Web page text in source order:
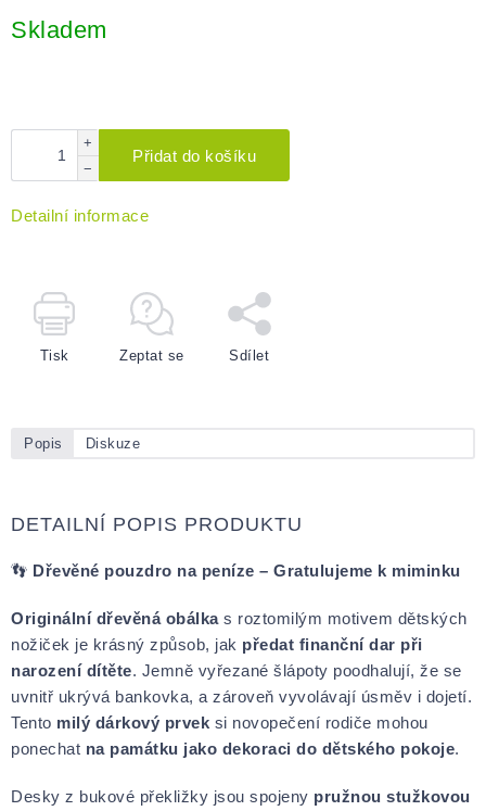
cena:
Skladem
+
−
Přidat do košíku
Detailní informace
Tisk Zeptat se Sdílet
Popis Diskuze
DETAILNÍ POPIS PRODUKTU
👣 Dřevěné pouzdro na peníze – Gratulujeme k miminku
Originální dřevěná obálkas roztomilým motivem dětských
nožiček je krásný způsob, jak předat finanční dar při
narození dítěte. Jemně vyřezané šlápoty poodhalují, že se
uvnitř ukrývá bankovka, a zároveň vyvolávají úsměv i dojetí.
Tento milý dárkový prvek si novopečení rodiče mohou
ponechat na památku jako dekoraci do dětského pokoje.
Desky z bukové překližky jsou spojeny pružnou stužkovou